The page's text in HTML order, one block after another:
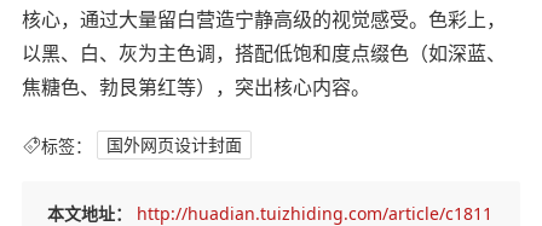
核心，通过大量留白营造宁静高级的视觉感受。色彩上，
以黑、白、灰为主色调，搭配低饱和度点缀色（如深蓝、
焦糖色、勃艮第红等），突出核心内容。
标签： 国外网页设计封面
本文地址：
http://huadian.tuizhiding.com/article/c1811